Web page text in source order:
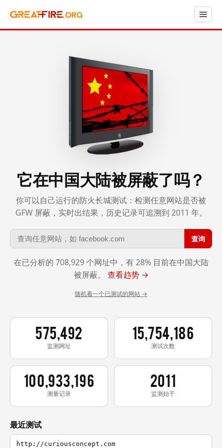
它在中国大陆被屏蔽了吗？
你可以自己运行的防火长城测试：检测任意网站是否被
GFW 屏蔽，实时出结果，历史记录可追溯到 2011 年。
查询
在已分析的 708,929 个网址中，有 28% 目前在中国大陆
被屏蔽。 查看趋势 →
随机看一个已测试的网站 →
575,492
监测网址
15,754,186
测试次数
100,933,196
测量记录
2011
监测始于
最近测试
http://curiousconcept.com